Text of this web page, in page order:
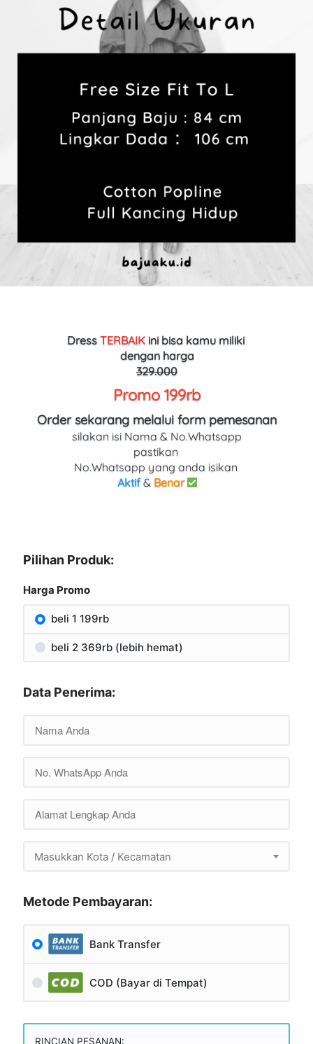
Dress TERBAIK ini bisa kamu miliki
dengan harga
329.000
Promo 199rb
Order sekarang melalui form pemesanan
silakan isi Nama & No.Whatsapp
pastikan
No.Whatsapp yang anda isikan
Aktif & Benar
Pilihan Produk:
Harga Promo
beli 1 199rb
beli 2 369rb (lebih hemat)
Data Penerima:
Masukkan Kota / Kecamatan
Metode Pembayaran:
Bank Transfer
COD (Bayar di Tempat)
RINCIAN PESANAN: